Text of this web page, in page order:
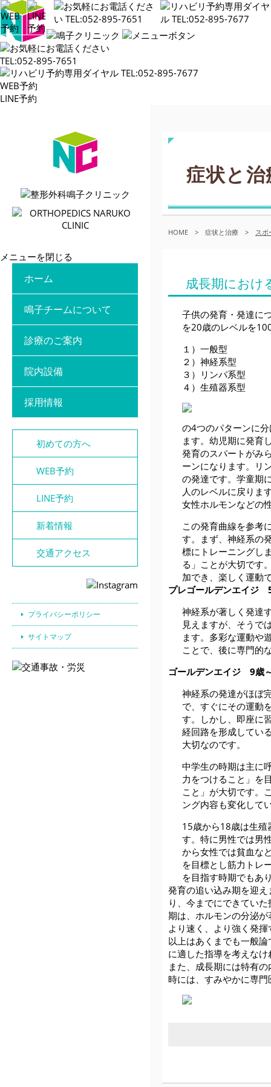
WEB予約
LINE予約
メニューを閉じる
ホーム
鳴子チームについて
診療のご案内
院内設備
採用情報
初めての方へ
WEB予約
LINE予約
新着情報
交通アクセス
プライバシーポリシー
サイトマップ
症状と治
HOME > 症状と治療 > スポ
成長期におけ
子供の発育・発達に
を20歳のレベルを
１）一般型
２）神経系型
３）リンパ系型
４）生殖器系型
の4つのパターンに
ます。幼児期に発育
発育のスパートがみ
ーンになります。リ
の発達です。学童期
人のレベルに戻りま
女性ホルモンなどの
この発育曲線を参考
す。まず、神経系の
標にトレーニングし
る」ことが大切です
加でき、楽しく運動
プレゴールデンエイジ
神経系が著しく発達
見えますが、そうで
ます。多彩な運動や
ことで、後に専門的
ゴールデンエイジ 9歳
神経系の発達がほぼ
で、すぐにその運動
す。しかし、即座に
経回路を形成してい
大切なのです。
中学生の時期は主に
力をつけること」 を
こと」が大切です。
ング内容も変化して
15歳から18歳は生殖
す。特に男性では男
から女性では貧血な
を目標とし筋力トレ
を目指す時期でもあ
発育の追い込み期を迎
り、今までにできてい
期は、ホルモンの分泌
より速く、より強く発
以上はあくまでも一般
に適した指導を考えな
また、成長期には特有
時には、すみやかに専